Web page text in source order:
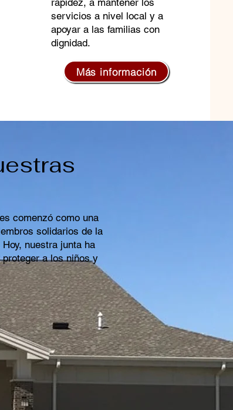
rapidez, a mantener los
servicios a nivel local y a
apoyar a las familias con
dignidad.
Más información
comenzó como una
solidarios de la
nuestra junta ha
a los niños y